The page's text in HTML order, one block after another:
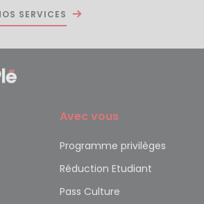
SERVICES
Avec vous
Programme privilèges
Réduction Etudiant
Pass Culture